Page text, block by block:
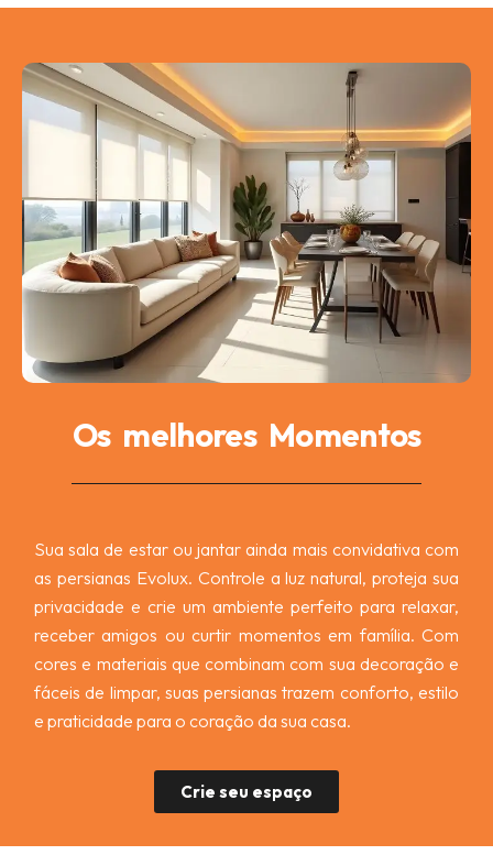
Os melhores Momentos
Sua sala de estar ou jantar ainda mais convidativa com
as persianas Evolux. Controle a luz natural, proteja sua
privacidade e crie um ambiente perfeito para relaxar,
receber amigos ou curtir momentos em família. Com
cores e materiais que combinam com sua decoração e
fáceis de limpar, suas persianas trazem conforto, estilo
e praticidade para o coração da sua casa.
Crie seu espaço